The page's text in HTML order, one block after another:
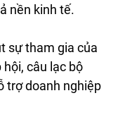
nền kinh tế.
sự tham gia của
câu lạc bộ
trợ doanh nghiệp